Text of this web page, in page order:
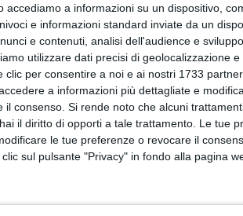
accediamo a informazioni su un dispositivo,
e informazioni standard inviate da un
e contenuti, analisi dell'audience e
utilizzare dati precisi di geolocalizzazione
per consentire a noi e ai nostri 1733
a informazioni più dettagliate e
il consenso. Si rende noto che alcuni
il diritto di opporti a tale trattamento. Le tue
le tue preferenze o revocare il
sul pulsante "Privacy" in fondo alla pagina
via Cardinale Dell'Olio,
cittadino, da cui sarà
giorno è impegnato sul territorio
il patrocinio del Comune di